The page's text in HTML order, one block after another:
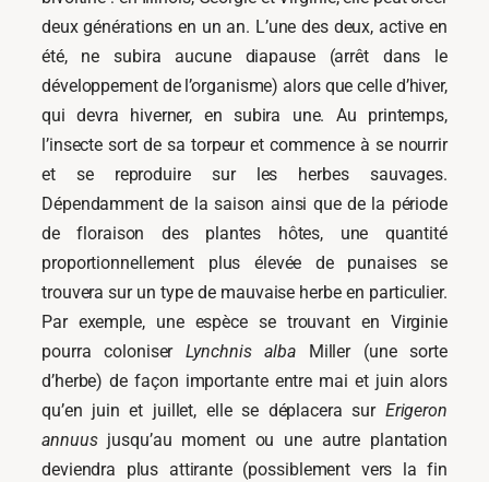
deux générations en un an. L’une des deux, active en
été, ne subira aucune diapause (arrêt dans le
développement de l’organisme) alors que celle d’hiver,
qui devra hiverner, en subira une. Au printemps,
l’insecte sort de sa torpeur et commence à se nourrir
et se reproduire sur les herbes sauvages.
Dépendamment de la saison ainsi que de la période
de floraison des plantes hôtes, une quantité
proportionnellement plus élevée de punaises se
trouvera sur un type de mauvaise herbe en particulier.
Par exemple, une espèce se trouvant en Virginie
pourra coloniserLynchnis albaMiller (une sorte
d’herbe) de façon importante entre mai et juin alors
qu’en juin et juillet, elle se déplacera sur Erigeron
annuusjusqu’au moment ou une autre plantation
deviendra plus attirante (possiblement vers la fin